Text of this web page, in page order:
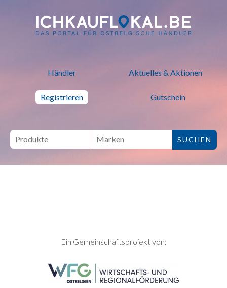
ich kauf lokal - Bei lokalen
Händler Aktuelles & Aktionen
Registrieren Gutschein
SEITENFUSSEin Gemeinschaftsprojekt von: